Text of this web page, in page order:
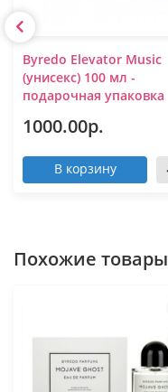
Byredo Elevator Music
(унисекс) 100 мл -
подарочная упаковка
1000.00р.
В корзину
Похожие товары